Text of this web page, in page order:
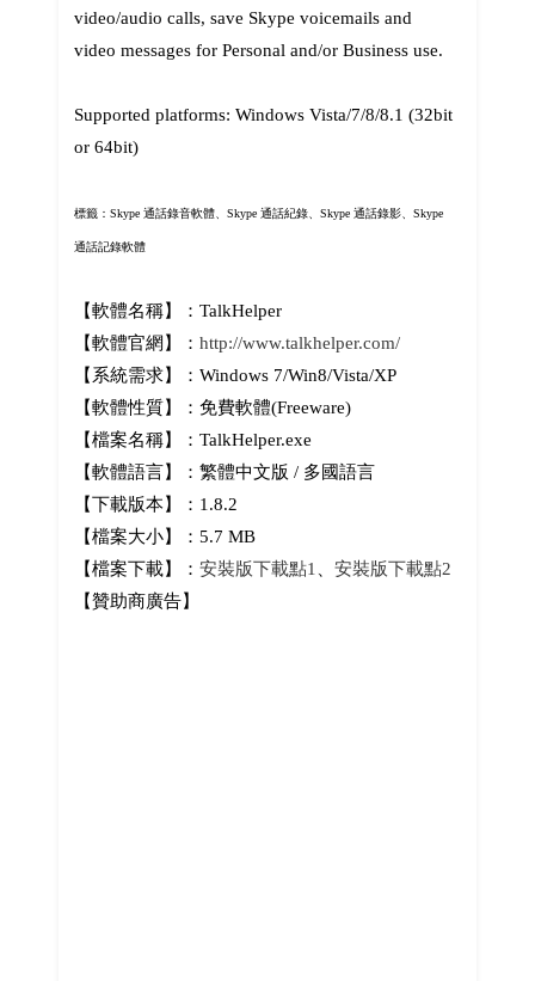
video/audio calls, save Skype voicemails and
video messages for Personal and/or Business use.
Supported platforms: Windows Vista/7/8/8.1 (32bit
or 64bit)
標籤：Skype 通話錄音軟體、Skype 通話紀錄、Skype 通話錄影、Skype
通話記錄軟體
【軟體名稱】：TalkHelper
【軟體官網】： http://www.talkhelper.com/
【系統需求】：Windows 7/Win8/Vista/XP
【軟體性質】：免費軟體(Freeware)
【檔案名稱】：TalkHelper.exe
【軟體語言】：繁體中文版 / 多國語言
【下載版本】：1.8.2
【檔案大小】：5.7 MB
【檔案下載】： 安裝版下載點1、 安裝版下載點2
【贊助商廣告】